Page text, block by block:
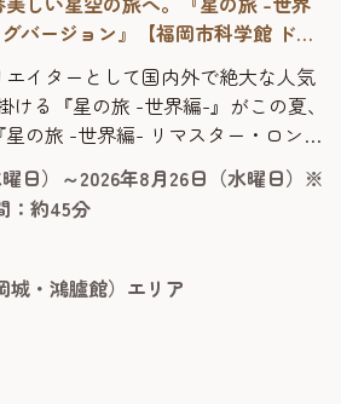
バージョン』【福岡市科学館 ドー
イターとして国内外で絶大な人気
ける『星の旅 -世界編-』がこの夏、
の旅 -世界編- リマスター・ロング
市科学館ドームシアターに帰って
ンドのテカポ湖、ハワイのマウナケ
KAGAYA氏が3年の歳月をかけて撮
映像を元に、ドーム映像ならでは
日）～2026年8月26日（水曜日）※
：約45分
城・鴻臚館）エリア